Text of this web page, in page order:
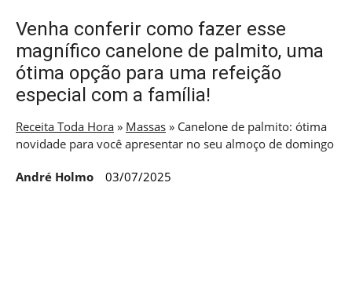
Venha conferir como fazer esse
magnífico canelone de palmito, uma
ótima opção para uma refeição
especial com a família!
Receita Toda Hora » Massas » Canelone de palmito: ótima
novidade para você apresentar no seu almoço de domingo
André Holmo 03/07/2025